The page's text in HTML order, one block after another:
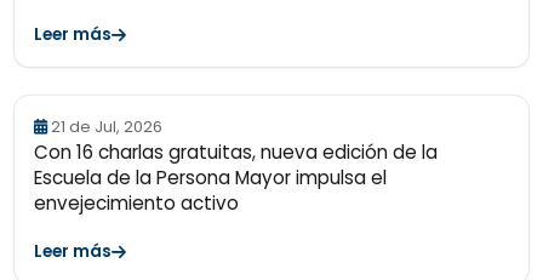
Leer más
21 de Jul, 2026
Con 16 charlas gratuitas, nueva edición de la
Escuela de la Persona Mayor impulsa el
envejecimiento activo
Leer más